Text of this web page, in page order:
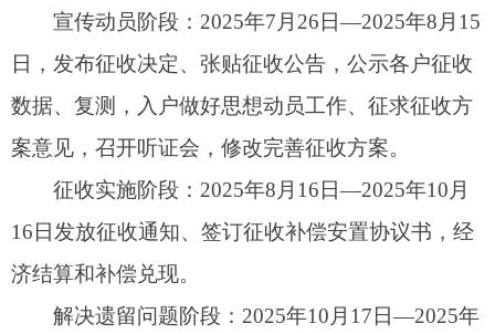
联系人：厚某
联系电话：13779606088
2025年7月26日